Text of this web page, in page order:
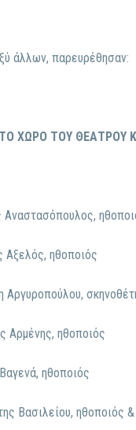
άλλων, παρευρέθησαν:
ΧΩΡΟ ΤΟΥ ΘΕΑΤΡΟΥ
Αναστασόπουλος,
Αξελός, ηθοποιός
Αργυροπούλου,
Αρμένης, ηθοποιός
ηθοποιός
Βασιλείου, ηθοποιός